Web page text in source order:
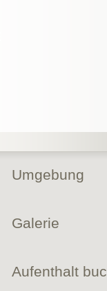
Umgebung
Galerie
Aufenthalt